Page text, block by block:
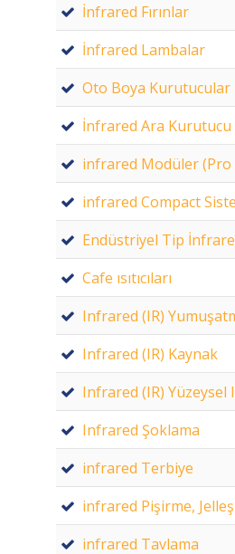
İnfrared Fırınlar
İnfrared Lambalar
Oto Boya Kurutucular
İnfrared Ara Kurutucu
infrared Modüler (Pro
infrared Compact
Endüstriyel Tip
Cafe ısıtıcıları
Infrared (IR)
Infrared (IR) Kaynak
Infrared (IR) Yüzeysel
Infrared Şoklama
infrared Terbiye
infrared Pişirme,
infrared Tavlama